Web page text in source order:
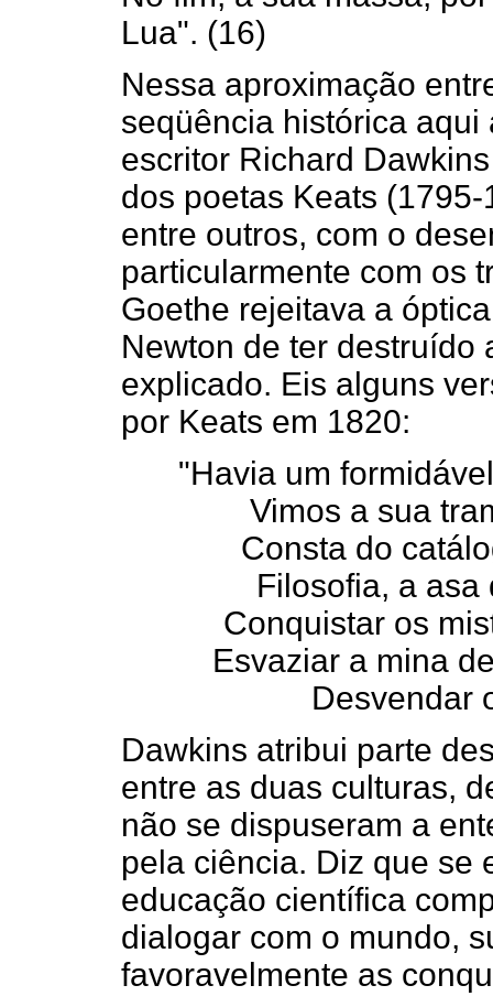
Lua". (16)
Nessa aproximação
seqüência histórica
escritor Richard
dos poetas Keats
entre outros, com o
particularmente com os
Goethe rejeitava a
Newton de ter destruído
explicado. Eis alguns
por Keats em 1820:
"Havia um
Vimos a sua
Consta do
Filosofia, a asa
Conquistar os
Esvaziar a mina
Desvendar
Dawkins atribui parte
entre as duas culturas,
não se dispuseram a
pela ciência. Diz que se
educação científica
dialogar com o mundo,
favoravelmente as